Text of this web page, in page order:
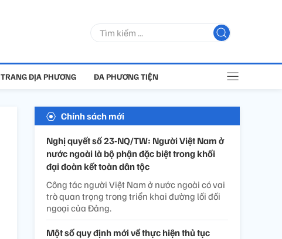
TRANG ĐỊA PHƯƠNG ĐA PHƯƠNG TIỆN
Chính sách mới
Nghị quyết số 23-NQ/TW: Người Việt Nam ở
nước ngoài là bộ phận đặc biệt trong khối
đại đoàn kết toàn dân tộc
Công tác người Việt Nam ở nước ngoài có vai
trò quan trọng trong triển khai đường lối đối
ngoại của Đảng.
Một số quy định mới về thực hiện thủ tục